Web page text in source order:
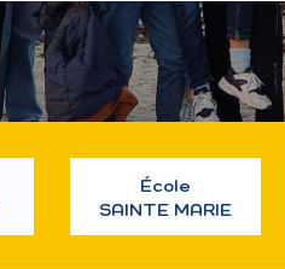
École
SAINTE MARIE